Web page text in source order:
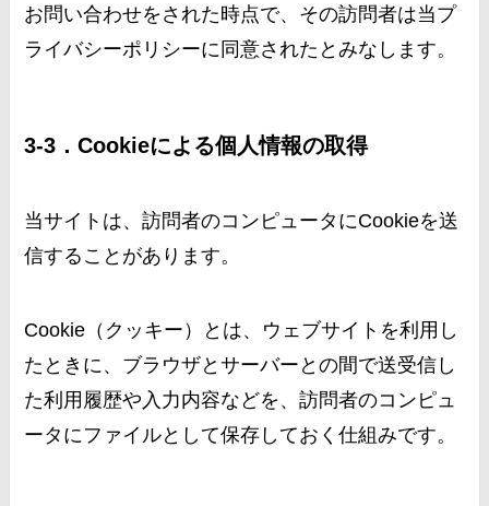
お問い合わせをされた時点で、その訪問者は当プ
ライバシーポリシーに同意されたとみなします。
3-3．Cookieによる個人情報の取得
当サイトは、訪問者のコンピュータにCookieを送
信することがあります。
Cookie（クッキー）とは、ウェブサイトを利用し
たときに、ブラウザとサーバーとの間で送受信し
た利用履歴や入力内容などを、訪問者のコンピュ
ータにファイルとして保存しておく仕組みです。